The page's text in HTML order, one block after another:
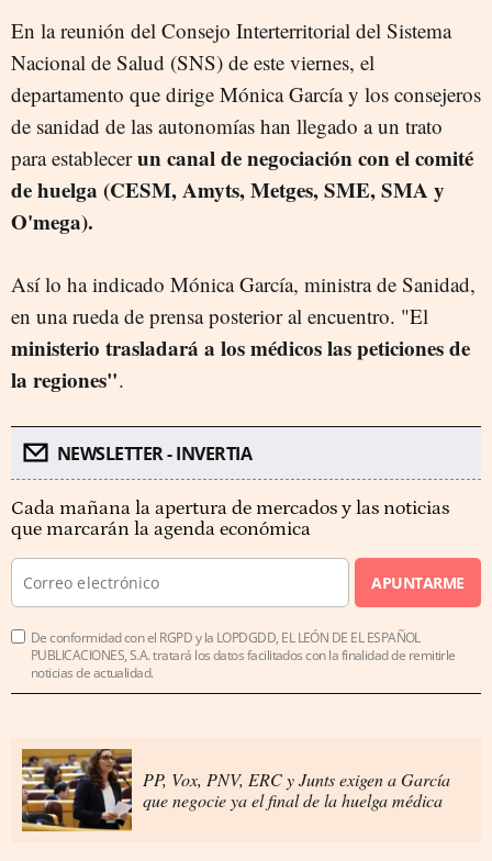
En la reunión del Consejo Interterritorial del Sistema
Nacional de Salud (SNS) de este viernes, el
departamento que dirige Mónica García y los consejeros
de sanidad de las autonomías han llegado a un trato
para establecerun canal de negociación con el comité
de huelga (CESM, Amyts, Metges, SME, SMA y
O'mega).
Así lo ha indicado Mónica García, ministra de Sanidad,
en una rueda de prensa posterior al encuentro. "El
ministerio trasladará a los médicos las peticiones de
la regiones".
NEWSLETTER - INVERTIA
Cada mañana la apertura de mercados y las noticias
que marcarán la agenda económica
APUNTARME
De conformidad con el RGPD y la LOPDGDD, EL LEÓN DE EL ESPAÑOL
PUBLICACIONES, S.A. tratará los datos facilitados con la finalidad de remitirle
noticias de actualidad.
PP, Vox, PNV, ERC y Junts exigen a García
que negocie ya el final de la huelga médica